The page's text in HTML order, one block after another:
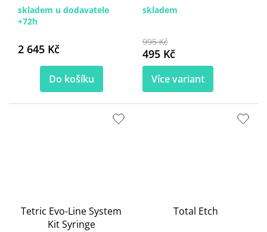
skladem u dodavatele
+72h
2 645 Kč
Do košíku
skladem
995 Kč
495 Kč
Více variant
Tetric Evo-Line System
Kit Syringe
Total Etch